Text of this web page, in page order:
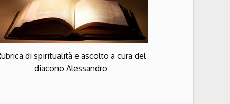
di spiritualità e ascolto a cura del
diacono Alessandro